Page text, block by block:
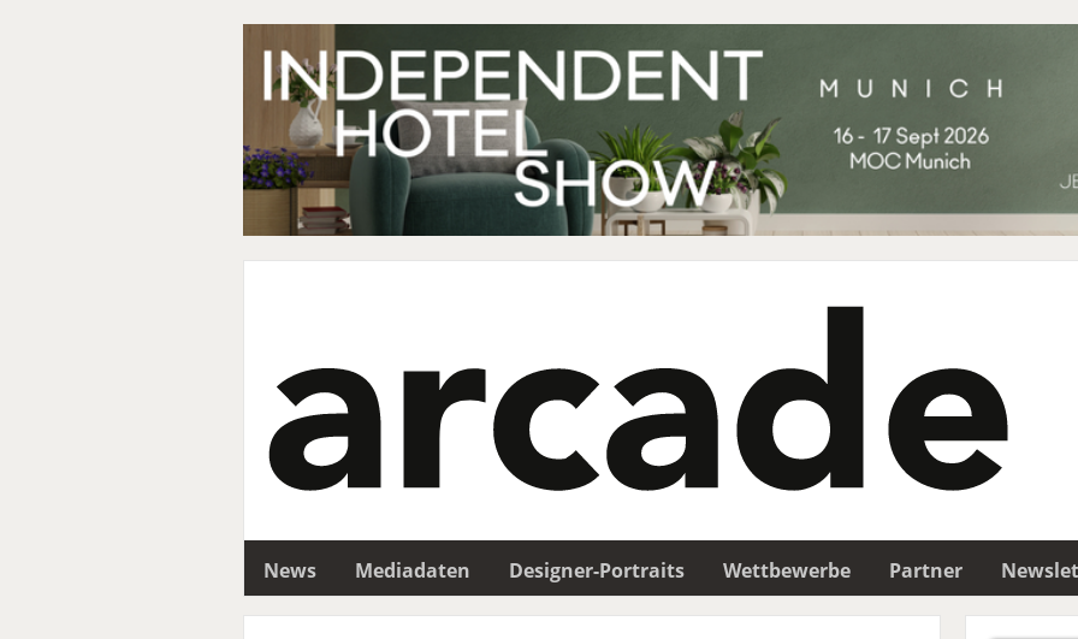
News Mediadaten Designer-Portraits Wettbewerbe Partner